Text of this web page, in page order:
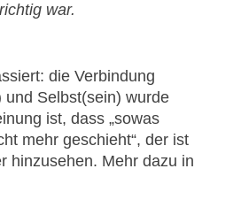
war.
die Verbindung
Selbst(sein) wurde
ist, dass „sowas
mehr geschieht“, der ist
hinzusehen. Mehr dazu in